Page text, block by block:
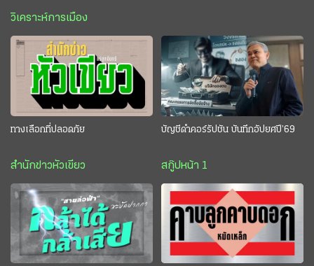
วิเคราะห์การเมือง
ทางเลือกที่ปลอดภัย
สำนักข่าวหัวเขียว
บัญชีดำคอร์รัปชัน บันทึกอัปยศปี’69
สกู๊ปหน้า 1